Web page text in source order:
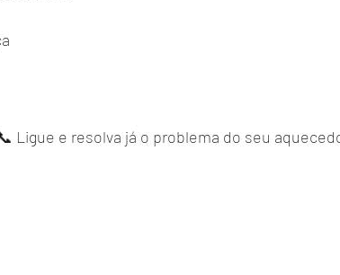
Ligue e resolva já o problema do seu